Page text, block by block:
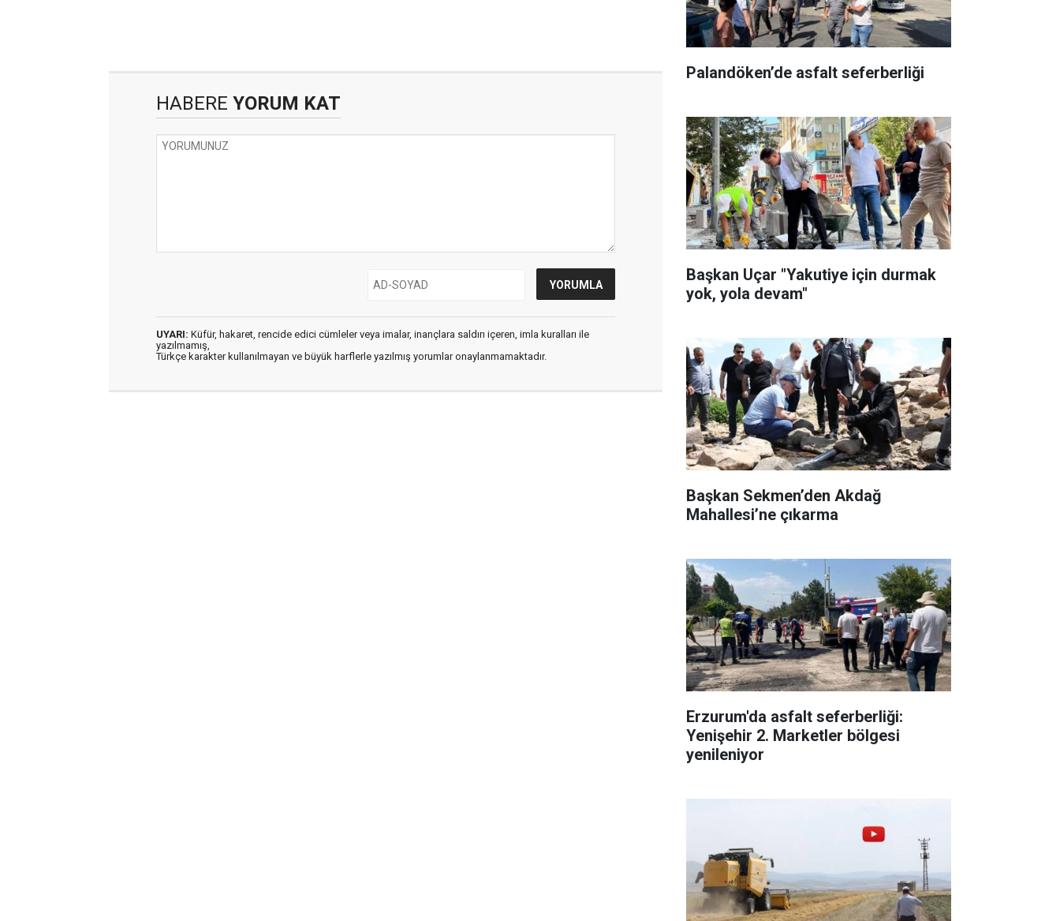
HABERE YORUM KAT
UYARI: Küfür, hakaret, rencide edici cümleler veya imalar, inançlara saldırı içeren, imla kuralları ile
yazılmamış,
Türkçe karakter kullanılmayan ve büyük harflerle yazılmış yorumlar onaylanmamaktadır.
Palandöken’de asfalt seferberliği
Başkan Uçar "Yakutiye için durmak
yok, yola devam"
Başkan Sekmen’den Akdağ
Mahallesi’ne çıkarma
Erzurum'da asfalt seferberliği:
Yenişehir 2. Marketler bölgesi
yenileniyor